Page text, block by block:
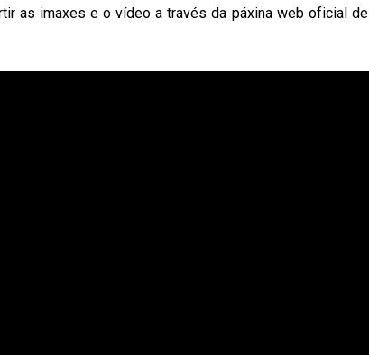
as imaxes e o vídeo a través da páxina web oficial de